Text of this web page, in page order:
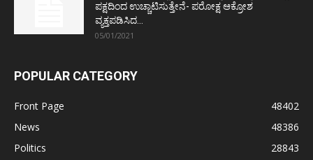
ಪಕ್ಷದಿಂದ ಉಚ್ಚಾಟಿಸುತ್ತೇನೆ- ಪರೋಕ್ಷ ಆಕ್ರೋಶ
ವ್ಯಕ್ತಪಡಿಸಿದ...
05/01/2021
POPULAR CATEGORY
Front Page
48402
News
48386
Politics
28843